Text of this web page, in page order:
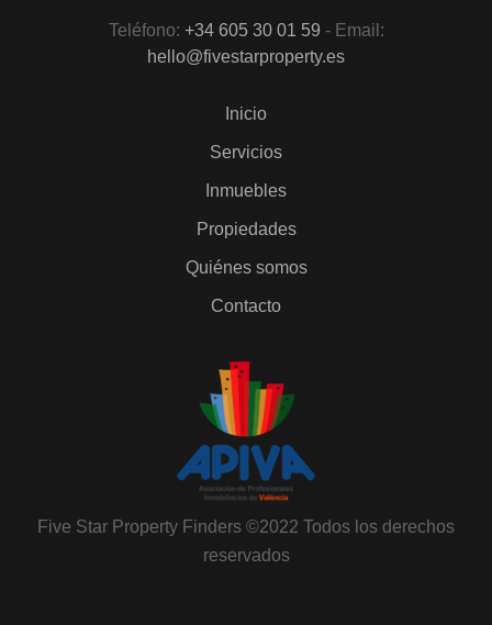
Teléfono: +34 605 30 01 59 - Email:
hello@fivestarproperty.es
Inicio
Servicios
Inmuebles
Propiedades
Quiénes somos
Contacto
Five Star Property Finders ©2022 Todos los derechos
reservados